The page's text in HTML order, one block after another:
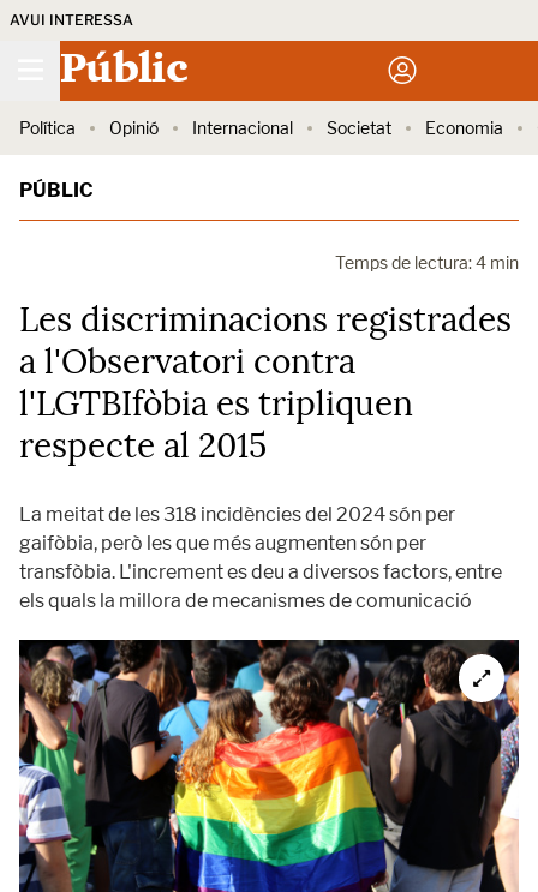
AVUI INTERESSA
Públic
Política Opinió Internacional Societat Economia
PÚBLIC
Temps de lectura: 4 min
Les discriminacions registrades
a l'Observatori contra
l'LGTBIfòbia es tripliquen
respecte al 2015
La meitat de les 318 incidències del 2024 són per
gaifòbia, però les que més augmenten són per
transfòbia. L'increment es deu a diversos factors, entre
els quals la millora de mecanismes de comunicació